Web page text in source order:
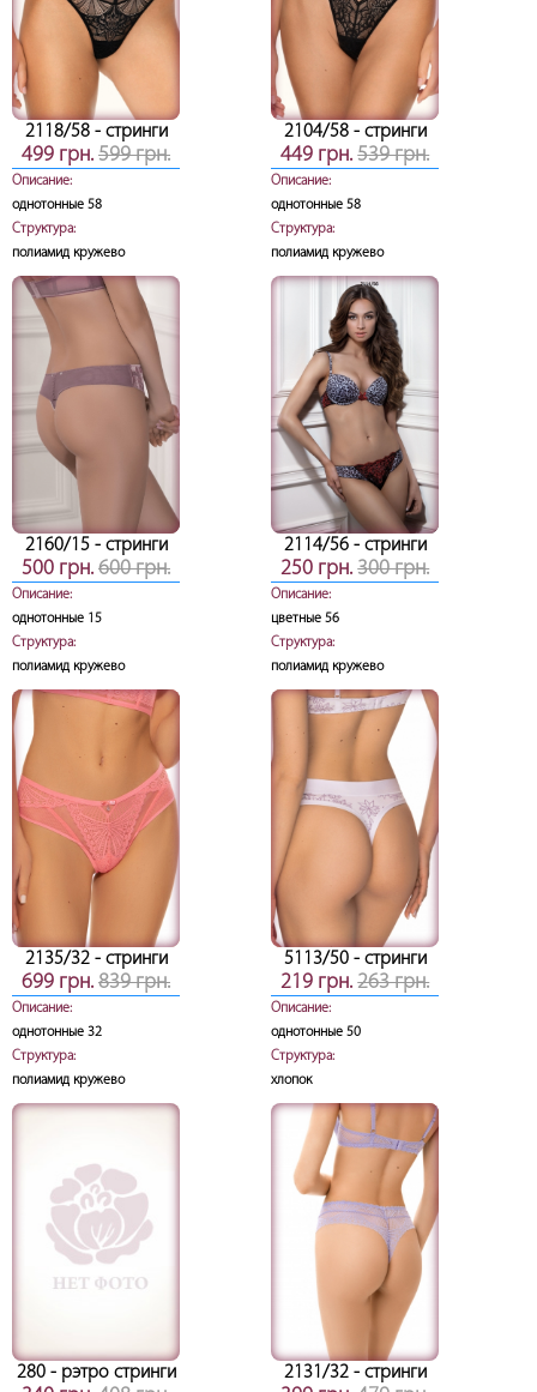
2118/58- стринги
499 грн. 599 грн.
Описание:
однотонные 58
Структура:
полиамид кружево
2104/58- стринги
449 грн.539 грн.
Описание:
однотонные 58
Структура:
полиамид кружево
2160/15- стринги
500 грн. 600 грн.
Описание:
однотонные 15
Структура:
полиамид кружево
2114/56- стринги
250 грн.300 грн.
Описание:
цветные 56
Структура:
полиамид кружево
2135/32- стринги
699 грн. 839 грн.
Описание:
однотонные 32
Структура:
полиамид кружево
5113/50- стринги
219 грн.263 грн.
Описание:
однотонные 50
Структура:
хлопок
280- рэтро стринги 2131/32- стринги